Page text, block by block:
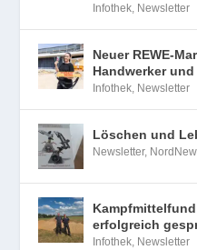
Infothek, Newsletter
Neuer REWE-
Handwerker
Infothek, Newsletter
Löschen und
Newsletter,
erfolgreich
Infothek, Newsletter